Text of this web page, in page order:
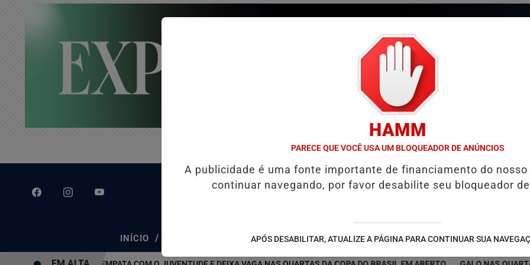
INÍCIO / COLUNAS / GUIA COMERCIAL / EDIÇÕES / NOTÍCIAS
HAMM
PARECE QUE VOCÊ USA UM BLOQUEADOR DE ANÚNCIOS
A publicidade é uma fonte importante de financiamento do nosso
continuar navegando, por favor desabilite seu bloqueador
APÓS DESABILITAR, ATUALIZE A PÁGINA PARA CONTINUAR SUA